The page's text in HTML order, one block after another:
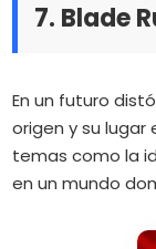
7. Blade
En un futuro
origen y su lugar
temas como la
en un mundo